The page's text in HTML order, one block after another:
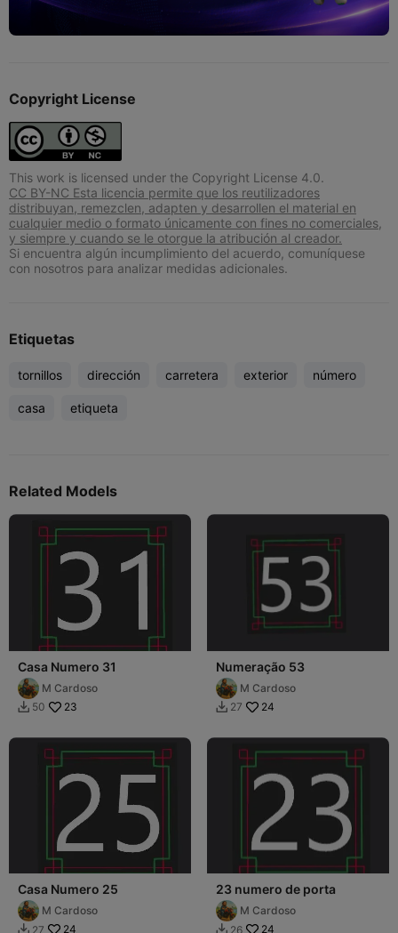
Copyright License
This work is licensed under the Copyright License 4.0.
CC BY-NC Esta licencia permite que los reutilizadores
distribuyan, remezclen, adapten y desarrollen el material en
cualquier medio o formato únicamente con fines no comerciales,
y siempre y cuando se le otorgue la atribución al creador.
Si encuentra algún incumplimiento del acuerdo, comuníquese
con nosotros para analizar medidas adicionales.
Etiquetas
tornillos dirección carretera exterior número
casa etiqueta
Related Models
Casa Numero 31
M Cardoso
 50 23
Numeração 53
M Cardoso
 27 24
Casa Numero 25
M Cardoso
 27 24
23 numero de porta
M Cardoso
 26 24